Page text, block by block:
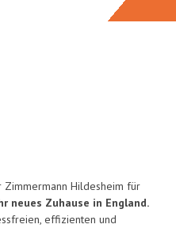
Zimmermann Hildesheim für
neues Zuhause in England.
effizienten und